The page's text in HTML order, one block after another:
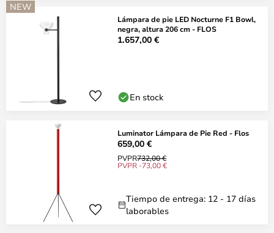
NEW
Lámpara de pie LED Nocturne F1 Bowl,
negra, altura 206 cm - FLOS
1.657,00 €
En stock
Luminator Lámpara de Pie Red - Flos
659,00 €
PVPR732,00 €
PVPR -73,00 €
Tiempo de entrega: 12 - 17 días
laborables